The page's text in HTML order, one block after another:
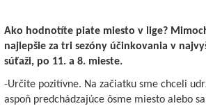
Ako hodnotíte piate miesto v lige?
najlepšie za tri sezóny účinkovania v
súťaži, po 11. a 8. mieste.
-Určite pozitívne. Na začiatku sme chceli
aspoň predchádzajúce ôsme miesto alebo